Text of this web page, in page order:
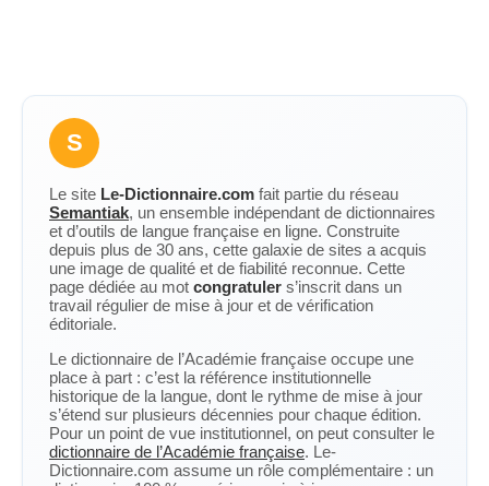
S
Le site Le-Dictionnaire.com fait partie du réseau
Semantiak, un ensemble indépendant de dictionnaires
et d’outils de langue française en ligne. Construite
depuis plus de 30 ans, cette galaxie de sites a acquis
une image de qualité et de fiabilité reconnue. Cette
page dédiée au mot congratuler s’inscrit dans un
travail régulier de mise à jour et de vérification
éditoriale.
Le dictionnaire de l’Académie française occupe une
place à part : c’est la référence institutionnelle
historique de la langue, dont le rythme de mise à jour
s’étend sur plusieurs décennies pour chaque édition.
Pour un point de vue institutionnel, on peut consulter le
dictionnaire de l’Académie française. Le-
Dictionnaire.com assume un rôle complémentaire : un